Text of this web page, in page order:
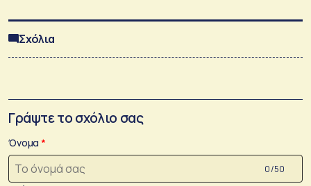
Σχόλια
Γράψτε το σχόλιο σας
Όνομα
0 /50